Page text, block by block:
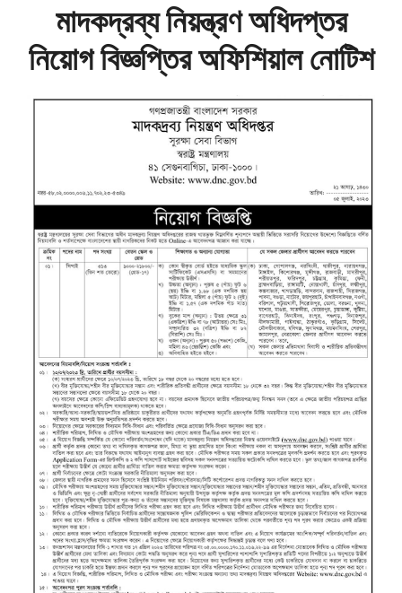
মাদকদ্রব্য নিয়ন্ত্রণ অধিদপ্তর
নিয়োগ বিজ্ঞপ্তির অফিশিয়াল নোটিশ